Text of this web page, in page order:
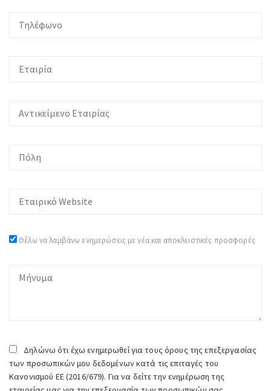
Θέλω να λαμβάνω ενημερώσεις με νέα και αποκλειστικές προσφορές
Δηλώνω ότι έχω ενημερωθεί για τους όρους της επεξεργασίας
των προσωπικών μου δεδομένων κατά τις επιταγές του
Κανονισμού ΕΕ (2016/679). Για να δείτε την ενημέρωση της